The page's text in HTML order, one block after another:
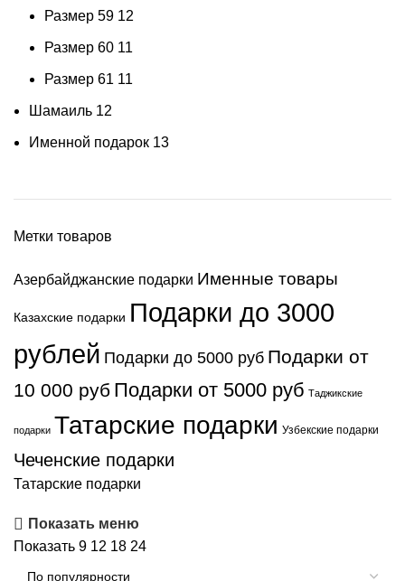
Размер 59 12
Размер 60 11
Размер 61 11
Шамаиль 12
Именной подарок 13
Метки товаров
Азербайджанские подарки Именные товары
Казахские подарки Подарки до 3000
рублей Подарки до 5000 руб Подарки от
10 000 руб Подарки от 5000 руб Таджикские
подарки Татарские подарки Узбекские подарки
Чеченские подарки
Татарские подарки
Показать меню
Показать 9 12 18 24